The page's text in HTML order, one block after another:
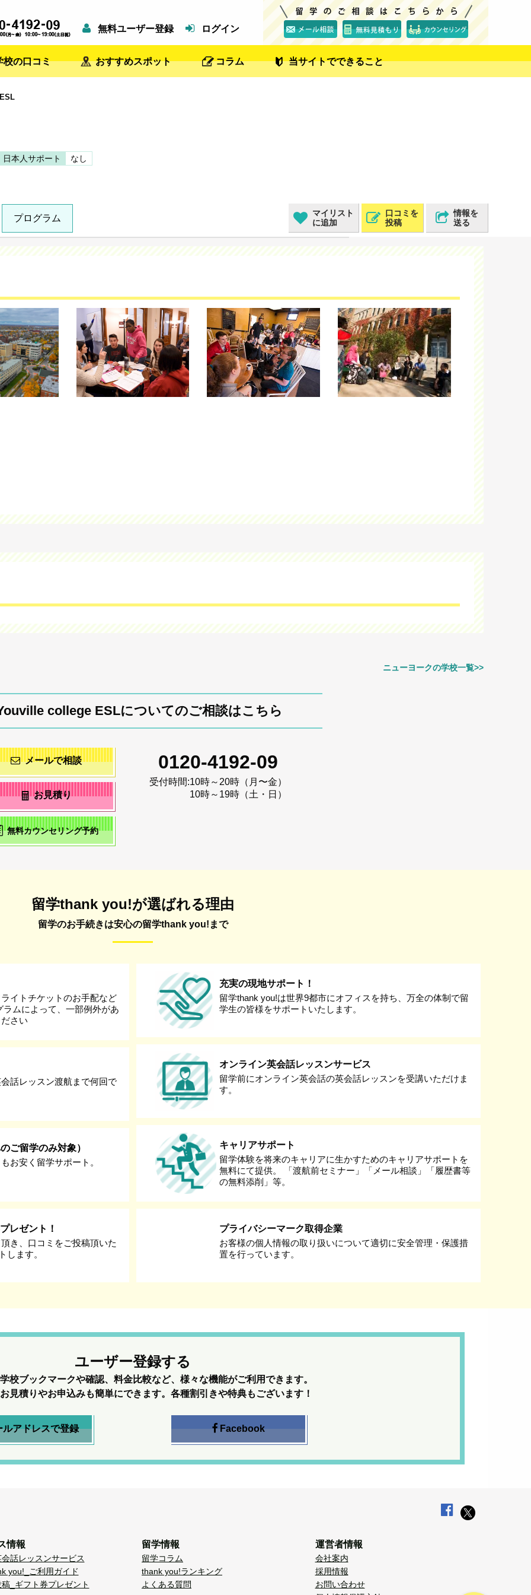
無料ユーザー登録 ログイン
校の口コミ おすすめスポット コラム 当サイトでできること
日本人サポート なし
マイリスト
に追加
口コミを
投稿
情報を
送る
プログラム
ニューヨークの学校一覧>>
college ESLについてのご相談はこちら
メールで相談
お見積り
無料カウンセリング予約
0120-4192-09
受付時間:10時～20時（月〜金）
10時～19時（土・日）
留学thank you!が選ばれる理由
留学のお手続きは安心の留学thank you!まで
イトチケットのお手配など
ムによって、一部例外があ
さい
話レッスン渡航まで何回で
ご留学のみ対象）
お安く留学サポート。
レゼント！
き、口コミをご投稿頂いた
します。
充実の現地サポート！
留学thank you!は世界9都市にオフィスを持ち、万全の体制で留
学生の皆様をサポートいたします。
オンライン英会話レッスンサービス
留学前にオンライン英会話の英会話レッスンを受講いただけま
す。
キャリアサポート
留学体験を将来のキャリアに生かすためのキャリアサポートを
無料にて提供。 「渡航前セミナー」「メール相談」「履歴書等
の無料添削」等。
プライバシーマーク取得企業
お客様の個人情報の取り扱いについて適切に安全管理・保護措
置を行っています。
ユーザー登録する
校ブックマークや確認、料金比較など、様々な機能がご利用できます。
見積りやお申込みも簡単にできます。各種割引きや特典もございます！
ルアドレスで登録 Facebook
情報
話レッスンサービス
you!_ご利用ガイド
_ギフト券プレゼント
留学情報
留学コラム
thank you!ランキング
よくある質問
運営者情報
会社案内
採用情報
お問い合わせ